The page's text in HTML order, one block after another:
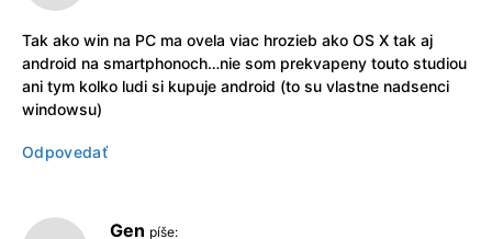
Tak ako win na PC ma ovela viac hrozieb ako OS X tak aj
android na smartphonoch…nie som prekvapeny touto studiou
ani tym kolko ludi si kupuje android (to su vlastne nadsenci
windowsu)
Odpovedať
Gen píše: